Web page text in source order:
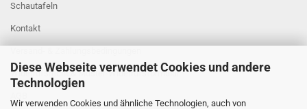
Diese Webseite verwendet Cookies und andere
Technologien
Wir verwenden Cookies und ähnliche Technologien, auch von
Schautafeln
Kontakt
Widerrufsrecht & Muster-Widerrufsformular